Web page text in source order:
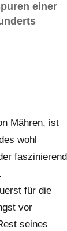
einer
Mähren, ist
wohl
faszinierend
für die
vor
seines